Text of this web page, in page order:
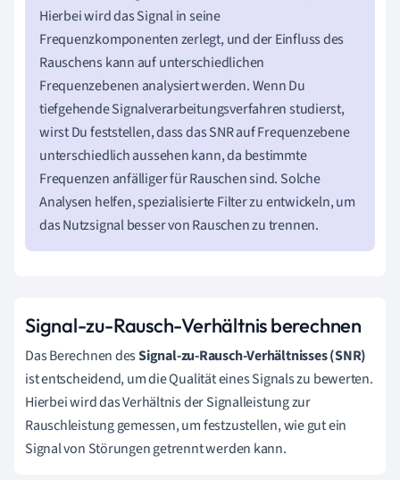
Hierbei wird das Signal in seine
Frequenzkomponenten zerlegt, und der Einfluss des
Rauschens kann auf unterschiedlichen
Frequenzebenen analysiert werden. Wenn Du
tiefgehende Signalverarbeitungsverfahren studierst,
wirst Du feststellen, dass das SNR auf Frequenzebene
unterschiedlich aussehen kann, da bestimmte
Frequenzen anfälliger für Rauschen sind. Solche
Analysen helfen, spezialisierte Filter zu entwickeln, um
das Nutzsignal besser von Rauschen zu trennen.
Signal-zu-Rausch-Verhältnis berechnen
Das Berechnen desSignal-zu-Rausch-Verhältnisses (SNR)
ist entscheidend, um die Qualität eines Signals zu bewerten.
Hierbei wird das Verhältnis der Signalleistung zur
Rauschleistung gemessen, um festzustellen, wie gut ein
Signal von Störungen getrennt werden kann.